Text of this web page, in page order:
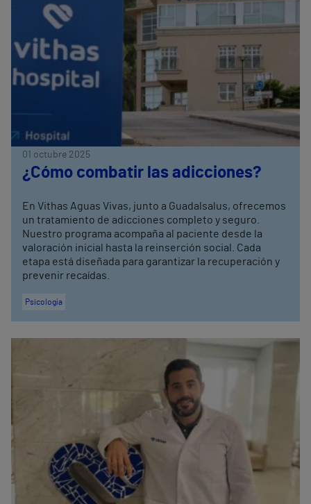
01 octubre 2025
¿Cómo combatir las adicciones?
En Vithas Aguas Vivas, junto a Guadalsalus, ofrecemos
un tratamiento de adicciones completo y seguro.
Nuestro programa acompaña al paciente desde la
valoración inicial hasta la reinserción social. Cada
etapa está diseñada para garantizar la recuperación y
prevenir recaídas.
Psicología